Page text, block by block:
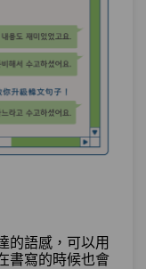
的語感，可以用
書寫的時候也會